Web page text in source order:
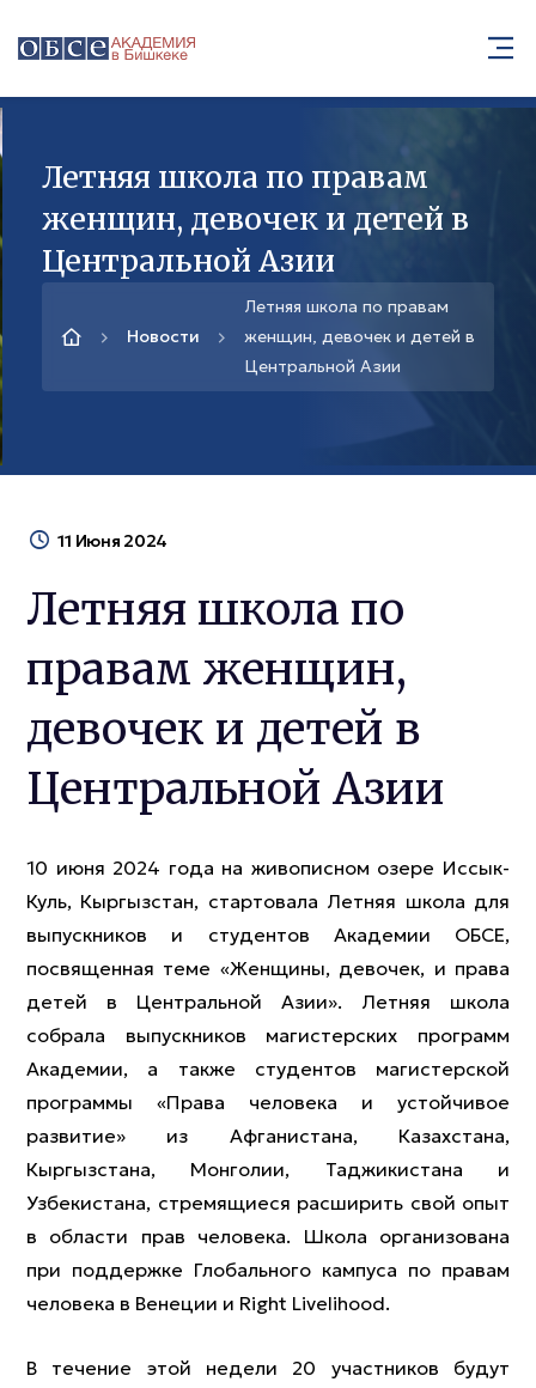
Летняя школа по правам
женщин, девочек и детей в
Центральной Азии
Новости
Летняя школа по правам
женщин, девочек и детей в
Центральной Азии
11 Июня 2024
Летняя школа по
правам женщин,
девочек и детей в
Центральной Азии
10 июня 2024 года на живописном озере Иссык-
Куль, Кыргызстан, стартовала Летняя школа для
выпускников и студентов Академии ОБСЕ,
посвященная теме «Женщины, девочек, и права
детей в Центральной Азии». Летняя школа
собрала выпускников магистерских программ
Академии, а также студентов магистерской
программы «Права человека и устойчивое
развитие» из Афганистана, Казахстана,
Кыргызстана, Монголии, Таджикистана и
Узбекистана, стремящиеся расширить свой опыт
в области прав человека. Школа организована
при поддержке Глобального кампуса по правам
человека в Венеции и Right Livelihood.
В течение этой недели 20 участников будут